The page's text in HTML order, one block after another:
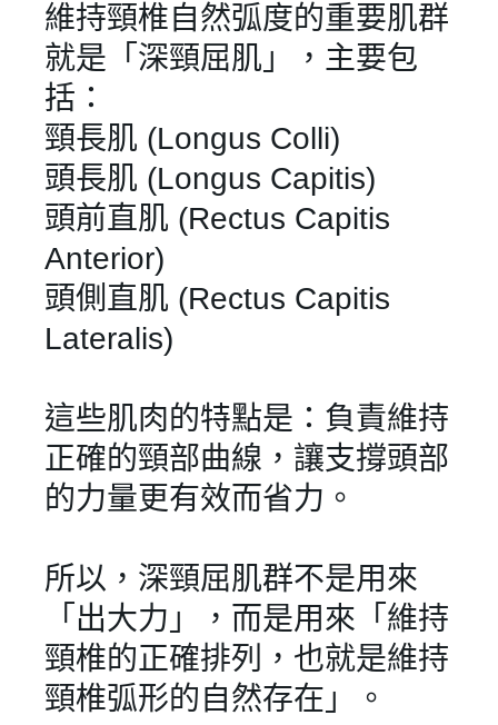
維持頸椎自然弧度的重要肌群
就是「深頸屈肌」，主要包
括：
頸長肌 (Longus Colli)
頭長肌 (Longus Capitis)
頭前直肌 (Rectus Capitis
Anterior)
頭側直肌 (Rectus Capitis
Lateralis)
這些肌肉的特點是：負責維持
正確的頸部曲線，讓支撐頭部
的力量更有效而省力。
所以，深頸屈肌群不是用來
「出大力」，而是用來「維持
頸椎的正確排列，也就是維持
頸椎弧形的自然存在」。